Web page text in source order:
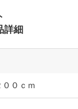
詳細
０ｃｍ